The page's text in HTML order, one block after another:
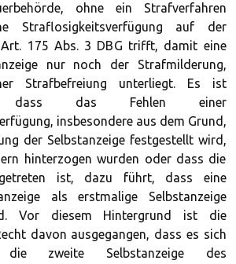
ohne ein Strafverfahren
Straflosigkeitsverfügung auf der
175 Abs. 3 DBG trifft, damit eine
nur noch der Strafmilderung,
Strafbefreiung unterliegt. Es ist
dass das Fehlen einer
insbesondere aus dem Grund,
der Selbstanzeige festgestellt wird,
hinterzogen wurden oder dass die
ist, dazu führt, dass eine
als erstmalige Selbstanzeige
Vor diesem Hintergrund ist die
davon ausgegangen, dass es sich
zweite Selbstanzeige des